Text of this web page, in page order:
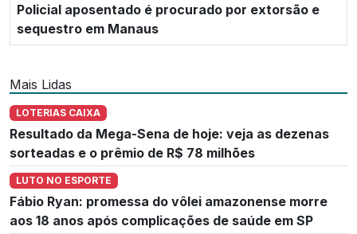
Policial aposentado é procurado por extorsão e
sequestro em Manaus
Mais Lidas
LOTERIAS CAIXA
Resultado da Mega-Sena de hoje: veja as dezenas
sorteadas e o prêmio de R$ 78 milhões
LUTO NO ESPORTE
Fábio Ryan: promessa do vôlei amazonense morre
aos 18 anos após complicações de saúde em SP